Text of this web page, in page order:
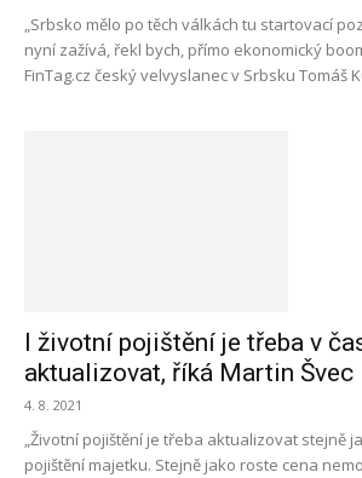
„Srbsko mělo po těch válkách tu startovací
nyní zažívá, řekl bych, přímo ekonomický
FinTag.cz český velvyslanec v Srbsku Tomáš
I životní pojištění je třeba v
aktualizovat, říká Martin Švec
4. 8. 2021
„Životní pojištění je třeba aktualizovat stejně
pojištění majetku. Stejně jako roste cena